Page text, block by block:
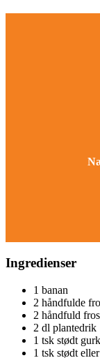
Ingredienser
1 banan
2 håndfulde
2 håndfuld
2 dl plantedrik
1 tsk stødt
1 tsk stødt